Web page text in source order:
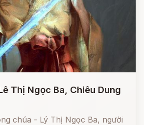
Thị Ngọc Ba, Chiêu Dung
chúa - Lý Thị Ngọc Ba, người